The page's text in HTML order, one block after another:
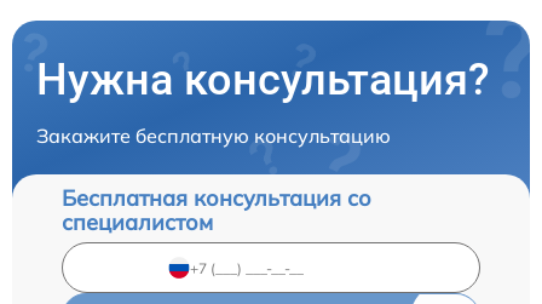
Нужна консультация?
Закажите бесплатную консультацию
Бесплатная консультация со
специалистом